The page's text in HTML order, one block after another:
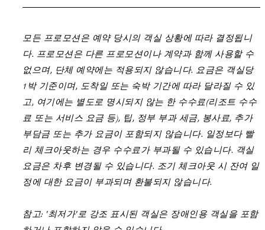
모든 프로모션은 예약 당시의 객실 상황에 따라 결정됩니
다. 프로모션은 다른 프로모션이나 계약과 함께 사용할 수
없으며, 단체 예약에는 적용되지 않습니다. 요금은 객실당
1박 기준이며, 도착일 또는 숙박 기간에 따라 달라질 수 있
고, 여기에는 별도로 명시되지 않는 한 수수료(리조트 수수
료 또는 서비스 요금 등), 팁, 정부 부과 세금, 봉사료, 추가
부담금 또는 추가 요금이 포함되지 않습니다. 일정보다 빨
리 체크아웃하는 경우 수수료가 부과될 수 있습니다. 객실
요금은 차후 변경될 수 있습니다. 조기 체크아웃 시 잔여 일
정에 대한 요금이 부과되며 환불되지 않습니다.
참고: '최저가'로 강조 표시된 객실은 장애인용 객실을 포함